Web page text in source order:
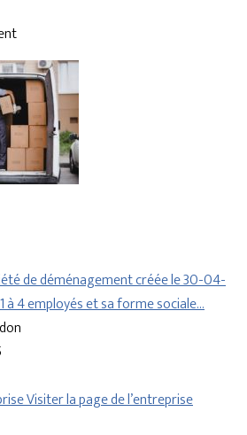
de déménagement créée le 30-04-
à 4 employés et sa forme sociale…
Visiter la page de l’entreprise